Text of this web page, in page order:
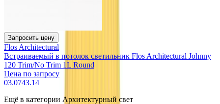
Запросить цену
Flos Architectural
Встраиваемый в потолок светильник Flos Architectural Johnny
120 Trim/No Trim 1L Round
Цена по запросу
03.0743.14
Ещё в категории Архитектурный свет